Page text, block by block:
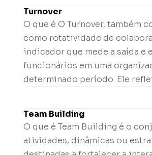
Turnover
O que é O Turnover, também
como rotatividade de
indicador que mede a saída e
funcionários em uma
determinado período. Ele
Team Building
O que é Team Building é o
atividades, dinâmicas ou